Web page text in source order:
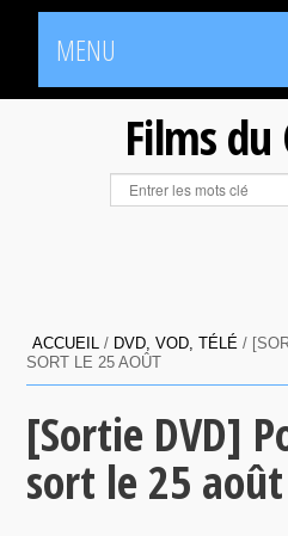
MENU
Films du
ACCUEIL / DVD, VOD, TÉLÉ /
SORT LE 25 AOÛT
[Sortie DVD]
sort le 25 août